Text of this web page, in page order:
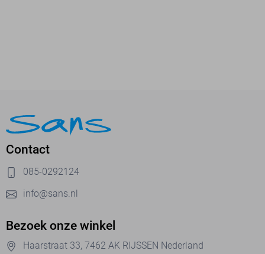
Contact
085-0292124
info@sans.nl
Bezoek onze winkel
Haarstraat 33, 7462 AK RIJSSEN Nederland